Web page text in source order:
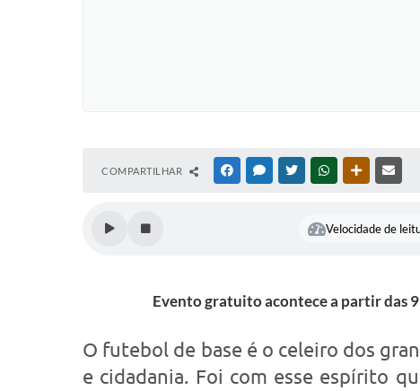
COMPARTILHAR FACEBOOKMESSENGER
TWITTERWHATSAPPOUTRAS
Velocidade de
Evento gratuito acontece a partir das
O futebol de base é o celeiro dos
e cidadania. Foi com esse espírito